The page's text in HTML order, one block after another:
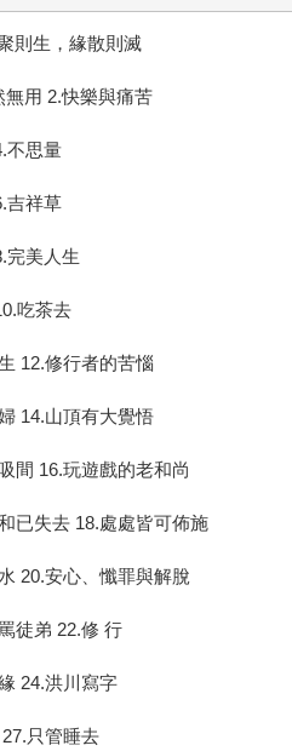
則生，緣散則滅
無用 2.快樂與痛苦
思量
吉祥草
完美人生
吃茶去
12.修行者的苦惱
14.山頂有大覺悟
間 16.玩遊戲的老和尚
已失去 18.處處皆可佈施
20.安心、懺罪與解脫
徒弟 22.修 行
24.洪川寫字
只管睡去